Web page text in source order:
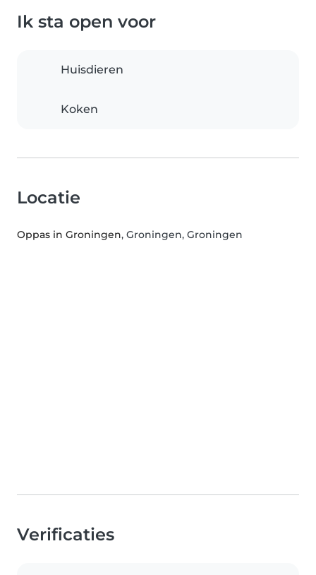
Ik sta open voor
Huisdieren
Koken
Locatie
Oppas in Groningen, Groningen, Groningen
Verificaties